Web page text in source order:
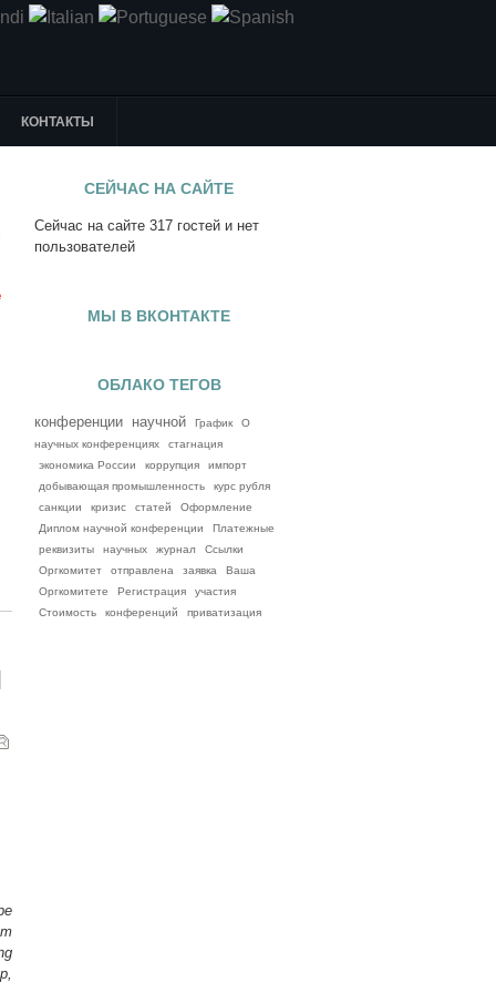
КОНТАКТЫ
СЕЙЧАС НА САЙТЕ
Сейчас на сайте 317 гостей и нет
пользователей
МЫ В ВКОНТАКТЕ
ОБЛАКО ТЕГОВ
конференции научной График
О
научных конференциях
стагнация
экономика России
коррупция
импорт
добывающая промышленность
курс рубля
санкции
кризис статей
Оформление
Диплом научной конференции
Платежные
реквизиты
научных журнал
Ссылки
Оргкомитет
отправлена заявка
Ваша
Оргкомитете
Регистрация
участия
Стоимость
конференций приватизация